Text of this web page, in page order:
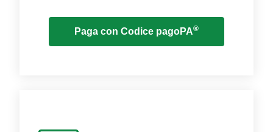
Paga con Codice pagoPA®